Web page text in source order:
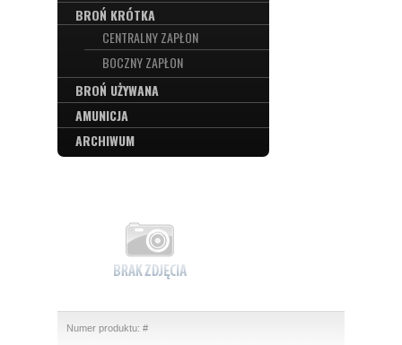
BROŃ KRÓTKA
CENTRALNY ZAPŁON
BOCZNY ZAPŁON
BROŃ UŻYWANA
AMUNICJA
ARCHIWUM
Numer produktu: #